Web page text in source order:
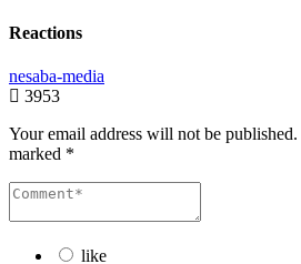
Reactions
nesaba-media
3953
Your email address will not be published.
marked *
like